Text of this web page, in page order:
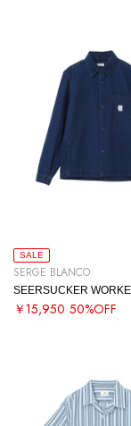
SALE
SERGE BLANCO
SEERSUCKER
￥15,950 50%OFF